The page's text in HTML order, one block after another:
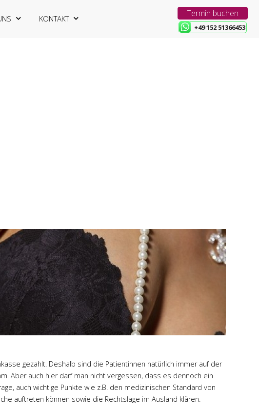
KONTAKT
Termin buchen
+49 152 51366453
gezahlt. Deshalb sind die Patientinnen natürlich immer auf der
Aber auch hier darf man nicht vergessen, dass es dennoch ein
auch wichtige Punkte wie z.B. den medizinischen Standard von
auftreten können sowie die Rechtslage im Ausland klären.